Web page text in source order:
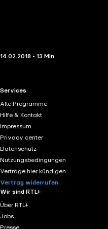
14.02.2018 • 13 Min.
RTL+ useful links.
Services
Alle Programme
Hilfe & Kontakt
Impressum
Privacy center
Datenschutz
Nutzungsbedingungen
Verträge hier kündigen
Vertrag widerrufen
Wir sind RTL+
Über RTL+
Jobs
Presse